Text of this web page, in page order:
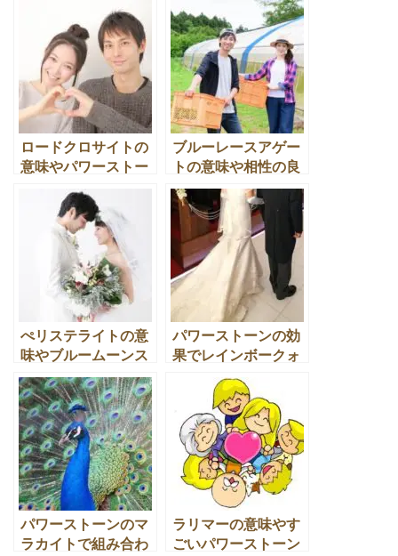
違いとは？
ロードクロサイトの
意味やパワーストー
ンの効果を高める相
性の良い宝石とは
ブルーレースアゲー
トの意味や相性の良
い宝石のパワースト
ーン効果とは
ぺリステライトの意
味やブルームーンス
トーンとの関係や恋
愛の効果とは
パワーストーンの効
果でレインボークォ
ーツの意味や相性の
良い天然石とは
パワーストーンのマ
ラカイトで組み合わ
ラリマーの意味やす
ごいパワーストーン